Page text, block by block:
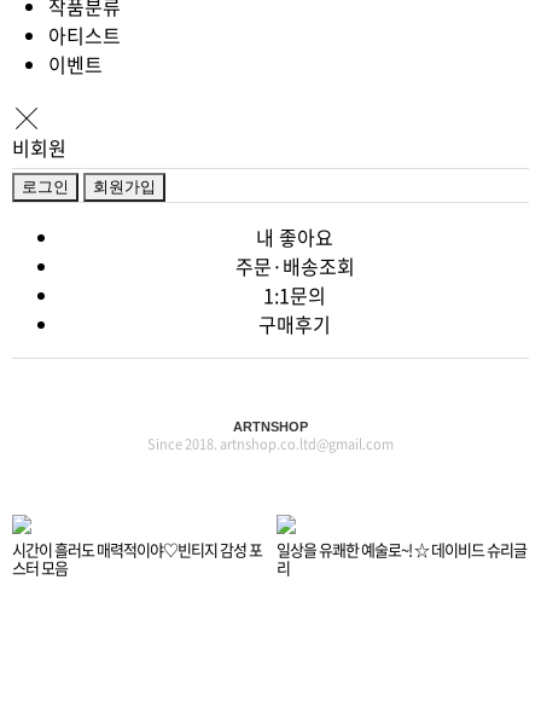
작품분류
아티스트
이벤트
비회원
로그인 회원가입
내 좋아요
주문·배송조회
1:1문의
구매후기
ARTNSHOP
Since 2018. artnshop.co.ltd@gmail.com
시간이 흘러도 매력적이야♡빈티지 감성 포
스터 모음
일상을 유쾌한 예술로~! ☆ 데이비드 슈리글
리